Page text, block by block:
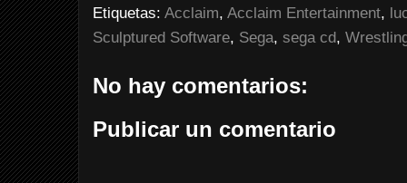
Etiquetas: Acclaim, Acclaim Entertainment,
Sculptured Software, Sega, sega cd,
No hay comentarios:
Publicar un comentario